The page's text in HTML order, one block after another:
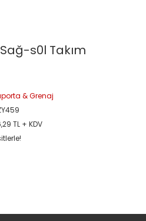
s0l Takım
& Grenaj
TL + KDV